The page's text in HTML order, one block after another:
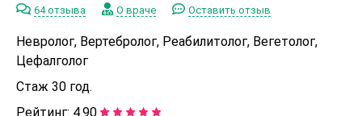
64 отзыва О враче Оставить отзыв
Невролог, Вертебролог, Реабилитолог, Вегетолог,
Цефалголог
Стаж 30 год.
Рейтинг: 4.90